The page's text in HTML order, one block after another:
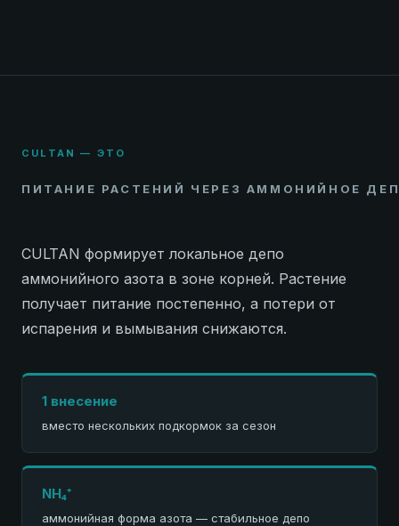
CULTAN — ЭТО
ПИТАНИЕ РАСТЕНИЙ ЧЕРЕЗ АММОНИЙНОЕ
CULTAN формирует локальное депо
аммонийного азота в зоне корней. Растение
получает питание постепенно, а потери от
испарения и вымывания снижаются.
1 внесение
вместо нескольких подкормок за сезон
NH₄⁺
аммонийная форма азота — стабильное депо